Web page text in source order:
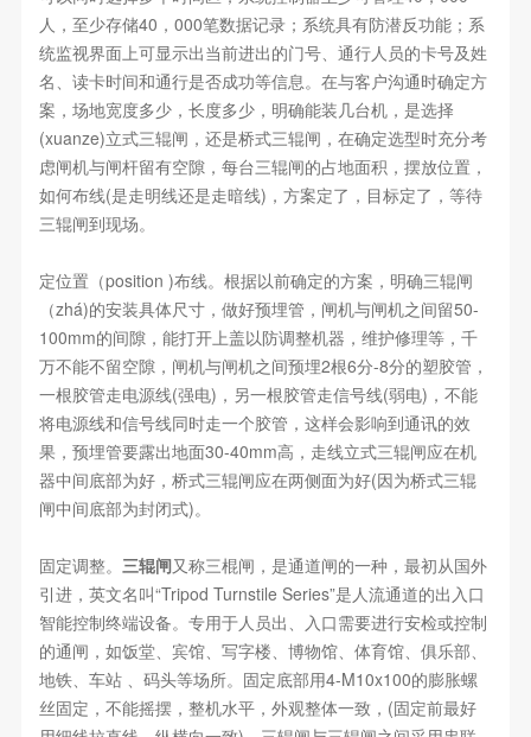
人，至少存储40，000笔数据记录；系统具有防潜反功能；系
统监视界面上可显示出当前进出的门号、通行人员的卡号及姓
名、读卡时间和通行是否成功等信息。在与客户沟通时确定方
案，场地宽度多少，长度多少，明确能装几台机，是选择
(xuanze)立式三辊闸，还是桥式三辊闸，在确定选型时充分考
虑闸机与闸杆留有空隙，每台三辊闸的占地面积，摆放位置，
如何布线(是走明线还是走暗线)，方案定了，目标定了，等待
三辊闸到现场。
定位置（position )布线。根据以前确定的方案，明确三辊闸
（zhá)的安装具体尺寸，做好预埋管，闸机与闸机之间留50-
100mm的间隙，能打开上盖以防调整机器，维护修理等，千
万不能不留空隙，闸机与闸机之间预埋2根6分-8分的塑胶管，
一根胶管走电源线(强电)，另一根胶管走信号线(弱电)，不能
将电源线和信号线同时走一个胶管，这样会影响到通讯的效
果，预埋管要露出地面30-40mm高，走线立式三辊闸应在机
器中间底部为好，桥式三辊闸应在两侧面为好(因为桥式三辊
闸中间底部为封闭式)。
固定调整。 三辊闸又称三棍闸，是通道闸的一种，最初从国外
引进，英文名叫“Tripod Turnstile Series”是人流通道的出入口
智能控制终端设备。专用于人员出、入口需要进行安检或控制
的通闸，如饭堂、宾馆、写字楼、博物馆、体育馆、俱乐部、
地铁、车站 、码头等场所。固定底部用4-M10x100的膨胀螺
丝固定，不能摇摆，整机水平，外观整体一致，(固定前最好